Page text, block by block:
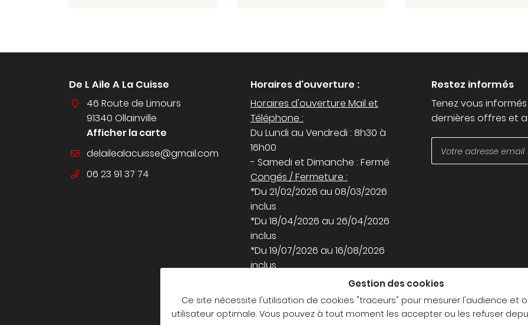
De L Aile A La Cuisse
46 Route de Limours
91340 Ollainville
Afficher la carte
06 23 91 37 74
Horaires d'ouverture :
Horaires d'ouverture Mail et
Téléphone :
Du Lundi au Vendredi : 8h30 à
16h00
- Samedi et Dimanche : Fermé
Congés / Fermeture :
*Du 21/02/2026 au 08/03/2026
inclus
*Du 18/04/2026 au 26/04/2026
inclus
*Du 19/07/2026 au 16/08/2026
inclus
Restez informés
Tenez vous
dernières offres et
Gestion des cookies
Ce site nécessite l'utilisation de cookies "traceurs" pour mesurer l'audience et
utilisateur optimale. Vous pouvez à tout moment les accepter ou les refuser